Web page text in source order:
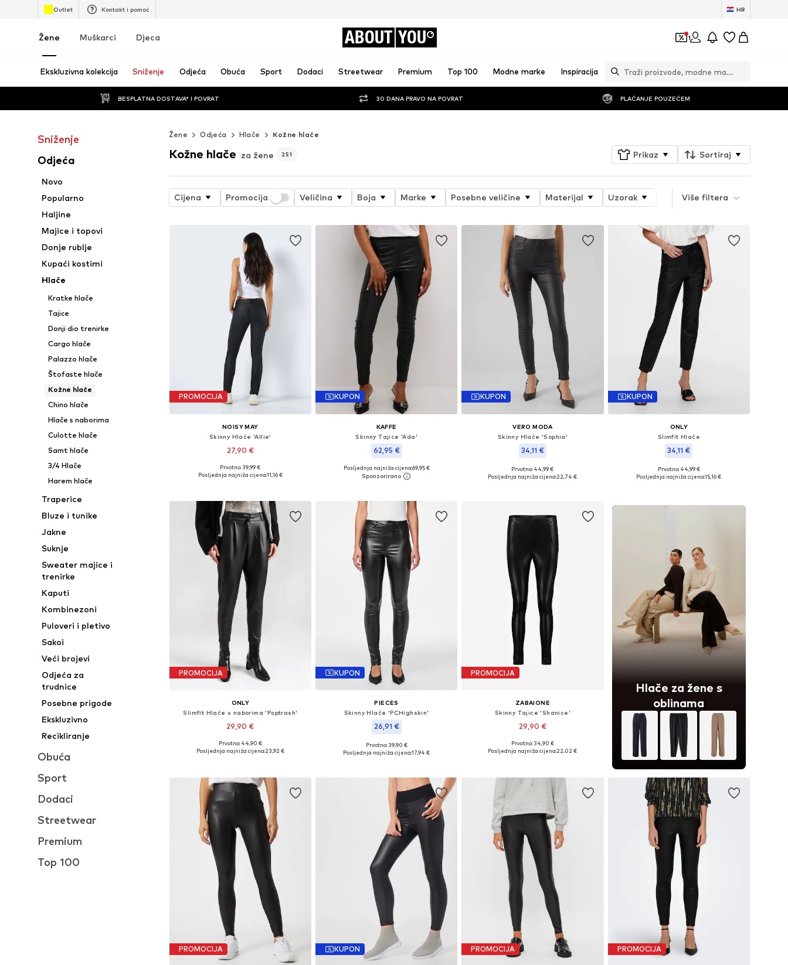
Outlet Kontakt i pomoć HR
Žene Muškarci Djeca ABOUT YOU 1
Ekskluzivna kolekcija Sniženje Odjeća Obuća Sport Dodaci Streetwear Premium Top 100 Modne marke Inspiracija
BESPLATNA DOSTAVA* I POVRAT 30 DANA PRAVO NA POVRAT PLAĆANJE POUZEĆEM
Sniženje
Odjeća
Novo
Popularno
Haljine
Majice i topovi
Donje rublje
Kupaći kostimi
Hlače
Kratke hlače
Tajice
Donji dio trenirke
Cargo hlače
Palazzo hlače
Štofaste hlače
Kožne hlače
Chino hlače
Hlače s naborima
Culotte hlače
Samt hlače
3/4 Hlače
Harem hlače
Traperice
Bluze i tunike
Jakne
Suknje
Sweater majice i
trenirke
Kaputi
Kombinezoni
Puloveri i pletivo
Sakoi
Veći brojevi
Odjeća za
trudnice
Posebne prigode
Ekskluzivno
Recikliranje
Obuća
Sport
Dodaci
Streetwear
Premium
Top 100
Žene Odjeća Hlače Kožne hlače
Kožne hlače za žene 251 Prikaz Sortiraj
Cijena Promocija Veličina Boja Marke Posebne veličine Materijal Uzorak Svojstva proizvoda
Više filtera
PROMOCIJA
NOISY MAY
Skinny Hlače 'Allie'
27,90 €
Dostupne veličine: 42 x 30, 42 x 32
Prvotno: 39,99 €
Posljednja najniža cijena:11,16 €
KUPON
KAFFE
Skinny Tajice 'Ada'
62,95 €
Dostupne veličine: XS, S, M, L, XXL, XXXL
Posljednja najniža cijena:69,95 €
KUPON
VERO MODA
Skinny Hlače 'Sophia'
34,11 €
Dostupno u više veličina
Prvotno: 44,99 €
Posljednja najniža cijena:22,74 €
KUPON
ONLY
Slimfit Hlače
34,11 €
Dostupno u više veličina
Prvotno: 44,99 €
Posljednja najniža cijena:15,16 €
PROMOCIJA
ONLY
Slimfit Hlače s naborima 'Poptrash'
29,90 €
Dostupno u više veličina
Prvotno: 44,90 €
Posljednja najniža cijena:23,92 €
KUPON
PIECES
Skinny Hlače 'PCHighskin'
26,91 €
Dostupne veličine: 34, 36, 38, 40, 42
Prvotno: 39,90 €
Posljednja najniža cijena:17,94 €
PROMOCIJA
ZABAIONE
Skinny Tajice 'Shanice'
29,90 €
Dostupne veličine: S, M, L, XXL
Prvotno: 34,90 €
Posljednja najniža cijena:22,02 €
Hlače za žene s
oblinama
PROMOCIJA KUPON PROMOCIJA PROMOCIJA